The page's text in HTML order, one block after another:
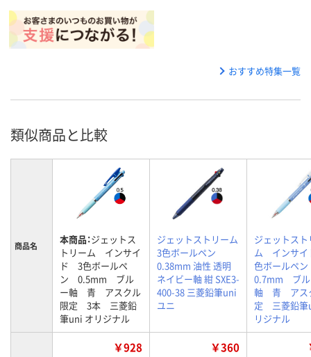
おすすめ特集一覧
類似商品と比較
商品名 本商品：ジェットス
トリーム インサイ
ド 3色ボールペ
ン 0.5mm ブル
ー軸 青 アスクル
限定 3本 三菱鉛
筆uni オリジナル
ジェットストリーム
3色ボールペン
0.38mm 油性 透明
ネイビー軸 紺 SXE3-
400-38 三菱鉛筆uni
ユニ
ジェットスト
ム インサ
色ボールペ
0.7mm ブ
軸 青 アス
定 三菱鉛筆
リジナル
￥928 ￥360